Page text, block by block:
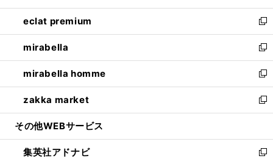
開
く
ウ
で
開
く
ン
ド
ウ
で
開
く
ウ
ィ
ン
ド
ウ
で
開
く
し
い
ウ
ィ
ン
ド
ウ
で
開
eclat premium
新
し
い
ウ
ィ
ン
ド
ウ
開
く
mirabella
新
し
い
ウ
ィ
ン
ウ
で
mirabella homme
新
し
い
ウ
ン
ド
zakka market
新
し
ウ
ィ
その他WEBサービス
集英社アドナビ
新